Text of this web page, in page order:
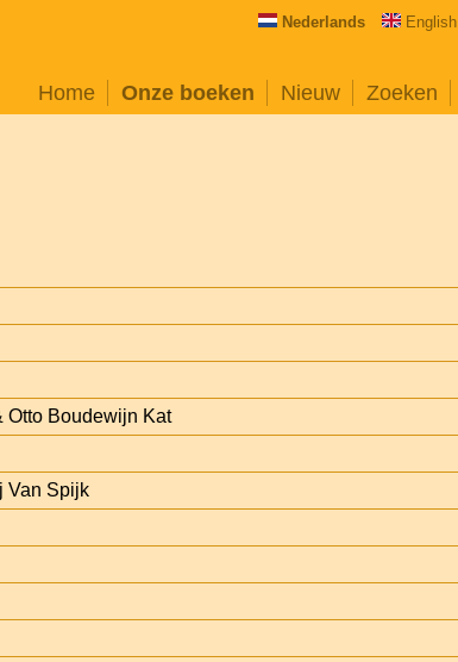
Nederlands English
Home Onze boeken Nieuw Zoeken
Otto Boudewijn Kat
Van Spijk